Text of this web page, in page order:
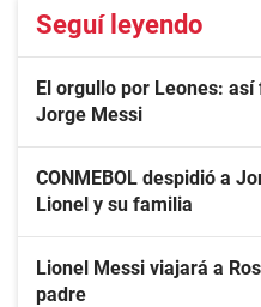
Seguí leyendo
El orgullo por Leones:
Jorge Messi
CONMEBOL despidió a
Lionel y su familia
Lionel Messi viajará a
padre